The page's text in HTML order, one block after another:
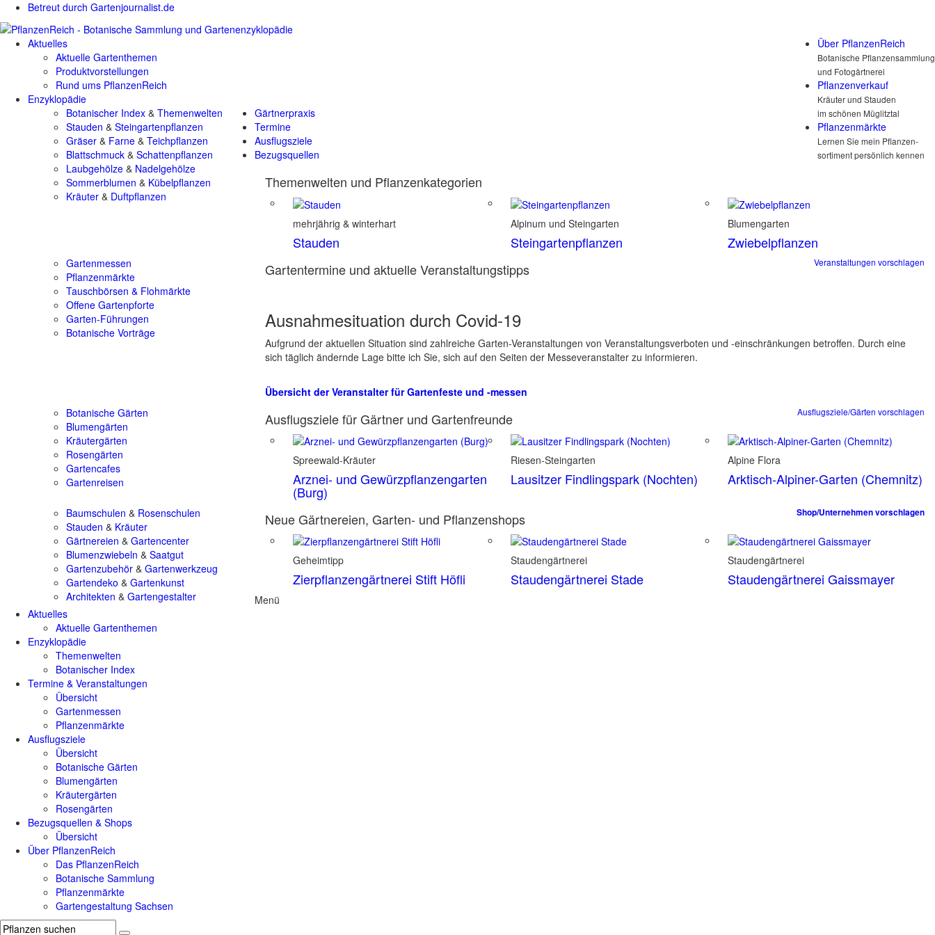
Betreut durch Gartenjournalist.de
Über PflanzenReich
Botanische Pflanzensammlung
und Fotogärtnerei
Pflanzenverkauf
Kräuter und Stauden
im schönen Müglitztal
Pflanzenmärkte
Lernen Sie mein Pflanzen-
sortiment persönlich kennen
Aktuelles
Aktuelle Gartenthemen
Produktvorstellungen
Rund ums PflanzenReich
Enzyklopädie
Botanischer Index & Themenwelten
Stauden & Steingartenpflanzen
Gräser & Farne & Teichpflanzen
Blattschmuck & Schattenpflanzen
Laubgehölze & Nadelgehölze
Sommerblumen & Kübelpflanzen
Kräuter & Duftpflanzen
Themenwelten und Pflanzenkategorien
mehrjährig & winterhart
Stauden
Alpinum und Steingarten
Steingartenpflanzen
Blumengarten
Zwiebelpflanzen
Gärtnerpraxis
Termine
Gartenmessen
Pflanzenmärkte
Tauschbörsen & Flohmärkte
Offene Gartenpforte
Garten-Führungen
Botanische Vorträge
Veranstaltungen vorschlagen
Gartentermine und aktuelle Veranstaltungstipps
Ausnahmesituation durch Covid-19
Aufgrund der aktuellen Situation sind zahlreiche Garten-Veranstaltungen von Veranstaltungsverboten und -einschränkungen betroffen. Durch eine
sich täglich ändernde Lage bitte ich Sie, sich auf den Seiten der Messeveranstalter zu informieren.
Übersicht der Veranstalter für Gartenfeste und -messen
Ausflugsziele
Botanische Gärten
Blumengärten
Kräutergärten
Rosengärten
Gartencafes
Gartenreisen
Ausflugsziele/Gärten vorschlagen
Ausflugsziele für Gärtner und Gartenfreunde
Spreewald-Kräuter
Arznei- und Gewürzpflanzengarten
(Burg)
Riesen-Steingarten
Lausitzer Findlingspark (Nochten)
Alpine Flora
Arktisch-Alpiner-Garten (Chemnitz)
Bezugsquellen
Baumschulen & Rosenschulen
Stauden & Kräuter
Gärtnereien & Gartencenter
Blumenzwiebeln & Saatgut
Gartenzubehör & Gartenwerkzeug
Gartendeko & Gartenkunst
Architekten & Gartengestalter
Shop/Unternehmen vorschlagen
Neue Gärtnereien, Garten- und Pflanzenshops
Geheimtipp
Zierpflanzengärtnerei Stift Höfli
Staudengärtnerei
Staudengärtnerei Stade
Staudengärtnerei
Staudengärtnerei Gaissmayer
Menü
Aktuelles
Aktuelle Gartenthemen
Enzyklopädie
Themenwelten
Botanischer Index
Termine & Veranstaltungen
Übersicht
Gartenmessen
Pflanzenmärkte
Ausflugsziele
Übersicht
Botanische Gärten
Blumengärten
Kräutergärten
Rosengärten
Bezugsquellen & Shops
Übersicht
Über PflanzenReich
Das PflanzenReich
Botanische Sammlung
Pflanzenmärkte
Gartengestaltung Sachsen